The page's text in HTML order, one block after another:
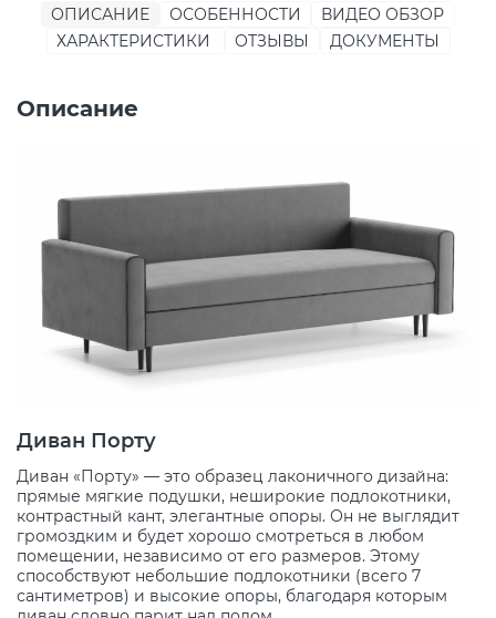
ОПИСАНИЕ ОСОБЕННОСТИ
ВИДЕО ОБЗОР
ХАРАКТЕРИСТИКИ
ОТЗЫВЫ ДОКУМЕНТЫ
Описание
Диван Порту
Диван «Порту» — это образец лаконичного дизайна:
прямые мягкие подушки, неширокие подлокотники,
контрастный кант, элегантные опоры. Он не выглядит
громоздким и будет хорошо смотреться в любом
помещении, независимо от его размеров. Этому
способствуют небольшие подлокотники (всего 7
сантиметров) и высокие опоры, благодаря которым